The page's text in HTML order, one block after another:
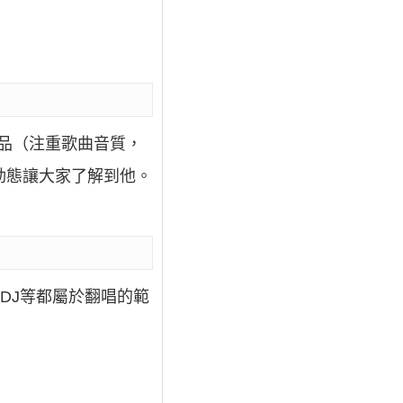
（注重歌曲音質，
讓大家了解到他。
等都屬於翻唱的範